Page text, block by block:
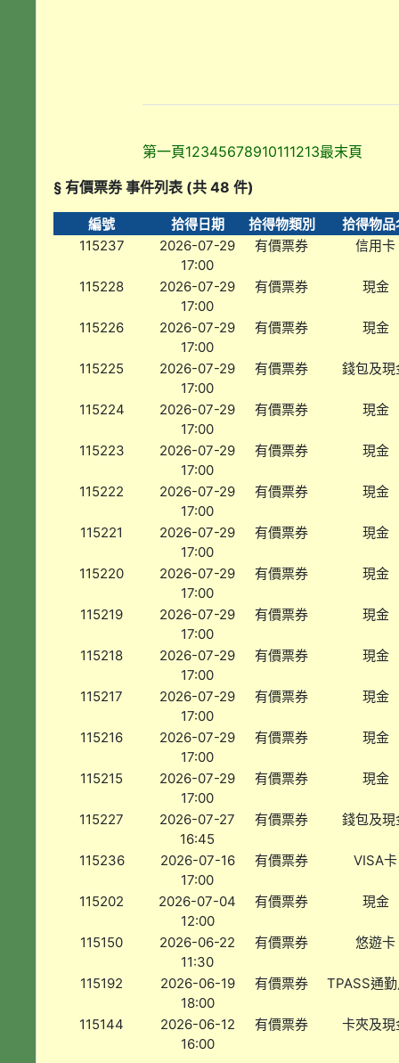
第一頁12345678910111213最末頁
§ 有價票券 事件列表 (共 48 件)
編號 拾得日期 拾得物類別
拾得物品
115237
2026-07-29
17:00
有價票券 信用卡
115228
2026-07-29
17:00
有價票券 現金
115226
2026-07-29
17:00
有價票券 現金
115225
2026-07-29
17:00
有價票券 錢包及現
115224
2026-07-29
17:00
有價票券 現金
115223
2026-07-29
17:00
有價票券 現金
115222
2026-07-29
17:00
有價票券 現金
115221
2026-07-29
17:00
有價票券 現金
115220
2026-07-29
17:00
有價票券 現金
115219
2026-07-29
17:00
有價票券 現金
115218
2026-07-29
17:00
有價票券 現金
115217
2026-07-29
17:00
有價票券 現金
115216
2026-07-29
17:00
有價票券 現金
115215
2026-07-29
17:00
有價票券 現金
115227
2026-07-27
16:45
有價票券 錢包及現
115236
2026-07-16
17:00
有價票券 VISA卡
115202
2026-07-04
12:00
有價票券 現金
115150
2026-06-22
11:30
有價票券 悠遊卡
115192
2026-06-19
18:00
有價票券 TPASS通
115144
2026-06-12
16:00
有價票券 卡夾及現